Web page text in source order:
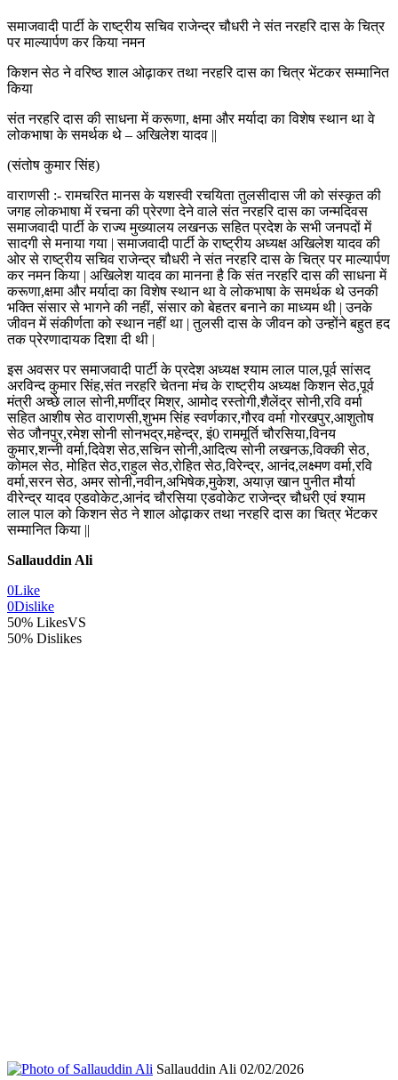
समाजवादी पार्टी के राष्ट्रीय सचिव राजेन्द्र चौधरी ने संत नरहरि दास के चित्र
पर माल्यार्पण कर किया नमन
किशन सेठ ने वरिष्ठ शाल ओढ़ाकर तथा नरहरि दास का चित्र भेंटकर सम्मानित
किया
संत नरहरि दास की साधना में करूणा, क्षमा और मर्यादा का विशेष स्थान था वे
लोकभाषा के समर्थक थे – अखिलेश यादव ||
(संतोष कुमार सिंह)
वाराणसी :- रामचरित मानस के यशस्वी रचयिता तुलसीदास जी को संस्कृत की
जगह लोकभाषा में रचना की प्रेरणा देने वाले संत नरहरि दास का जन्मदिवस
समाजवादी पार्टी के राज्य मुख्यालय लखनऊ सहित प्रदेश के सभी जनपदों में
सादगी से मनाया गया | समाजवादी पार्टी के राष्ट्रीय अध्यक्ष अखिलेश यादव की
ओर से राष्ट्रीय सचिव राजेन्द्र चौधरी ने संत नरहरि दास के चित्र पर माल्यार्पण
कर नमन किया | अखिलेश यादव का मानना है कि संत नरहरि दास की साधना में
करूणा,क्षमा और मर्यादा का विशेष स्थान था वे लोकभाषा के समर्थक थे उनकी
भक्ति संसार से भागने की नहीं, संसार को बेहतर बनाने का माध्यम थी | उनके
जीवन में संकीर्णता को स्थान नहीं था | तुलसी दास के जीवन को उन्होंने बहुत हद
तक प्रेरणादायक दिशा दी थी |
इस अवसर पर समाजवादी पार्टी के प्रदेश अध्यक्ष श्याम लाल पाल,पूर्व सांसद
अरविन्द कुमार सिंह,संत नरहरि चेतना मंच के राष्ट्रीय अध्यक्ष किशन सेठ,पूर्व
मंत्री अच्छे लाल सोनी,मणींद्र मिश्र, आमोद रस्तोगी,शैलेंद्र सोनी,रवि वर्मा
सहित आशीष सेठ वाराणसी,शुभम सिंह स्वर्णकार,गौरव वर्मा गोरखपुर,आशुतोष
सेठ जौनपुर,रमेश सोनी सोनभद्र,महेन्द्र, इं0 राममूर्ति चौरसिया,विनय
कुमार,शन्नी वर्मा,दिवेश सेठ,सचिन सोनी,आदित्य सोनी लखनऊ,विक्की सेठ,
कोमल सेठ, मोहित सेठ,राहुल सेठ,रोहित सेठ,विरेन्द्र, आनंद,लक्ष्मण वर्मा,रवि
वर्मा,सरन सेठ, अमर सोनी,नवीन,अभिषेक,मुकेश, अयाज़ खान पुनीत मौर्या
वीरेन्द्र यादव एडवोकेट,आनंद चौरसिया एडवोकेट राजेन्द्र चौधरी एवं श्याम
लाल पाल को किशन सेठ ने शाल ओढ़ाकर तथा नरहरि दास का चित्र भेंटकर
सम्मानित किया ||
Sallauddin Ali
0Like
0Dislike
50% LikesVS
50% Dislikes
Sallauddin Ali Send
02/02/2026